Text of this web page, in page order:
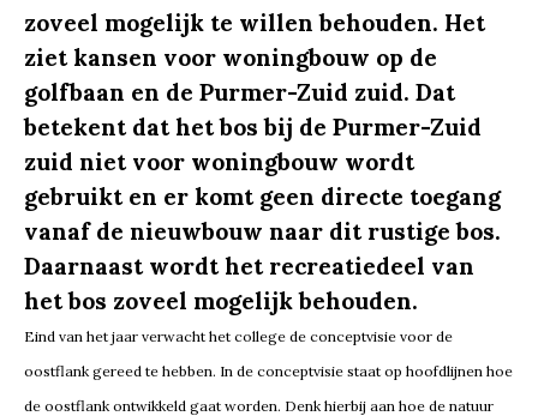
zoveel mogelijk te willen behouden. Het
ziet kansen voor woningbouw op de
golfbaan en de Purmer-Zuid zuid. Dat
betekent dat het bos bij de Purmer-Zuid
zuid niet voor woningbouw wordt
gebruikt en er komt geen directe toegang
vanaf de nieuwbouw naar dit rustige bos.
Daarnaast wordt het recreatiedeel van
het bos zoveel mogelijk behouden.
Eind van het jaar verwacht het college de conceptvisie voor de
oostflank gereed te hebben. In de conceptvisie staat op hoofdlijnen hoe
de oostflank ontwikkeld gaat worden. Denk hierbij aan hoe de natuur